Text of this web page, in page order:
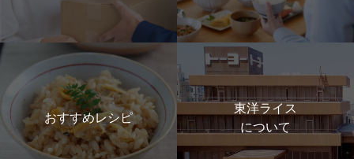
おすすめレシピ
東洋ライス
について